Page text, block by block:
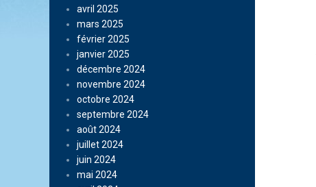
avril 2025
mars 2025
février 2025
janvier 2025
décembre 2024
novembre 2024
octobre 2024
septembre 2024
août 2024
juillet 2024
juin 2024
mai 2024